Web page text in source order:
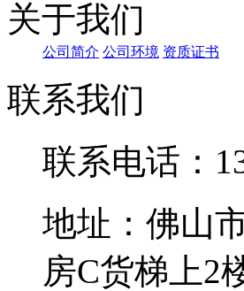
关于我们
公司简介 公司环境 资质证书
联系我们
联系电话：
地址：佛山
房C货梯上2